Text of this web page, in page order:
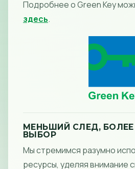
Подробнее о Green Key
здесь.
МЕНЬШИЙ СЛЕД,
ВЫБОР
Мы стремимся разумно
ресурсы, уделяя внимание